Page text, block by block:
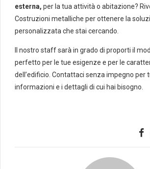
esterna, per la tua attività o abitazione?
Costruzioni metalliche per ottenere la
personalizzata che stai cercando.
Il nostro staff sarà in grado di proporti il
perfetto per le tue esigenze e per le
dell’edificio. Contattaci senza impegno per
informazioni e i dettagli di cui hai bisogno.